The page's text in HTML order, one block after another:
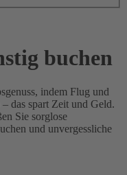
buchen
indem Flug und
das spart Zeit und Geld.
Sie sorglose
und unvergessliche